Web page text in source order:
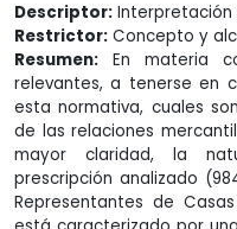
Descriptor: Interpretación
Restrictor: Concepto y
Resumen: En materia
relevantes, a tenerse en
esta normativa, cuales
de las relaciones
mayor claridad, la
prescripción analizado
Representantes de